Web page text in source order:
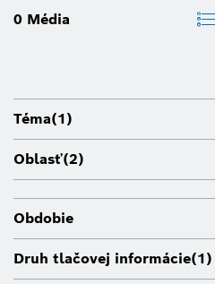
0 Média
Téma(1)
Oblasť(2)
Obdobie
Druh tlačovej informácie(1)